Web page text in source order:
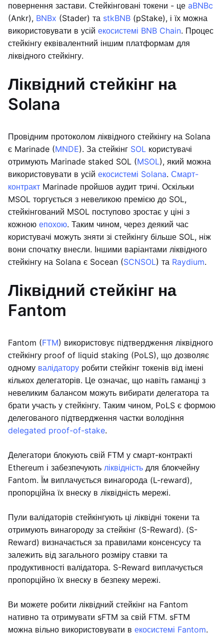
повернення застави. Стейкінговані токени - це aBNBc
(Ankr), BNBx (Stader) та stkBNB (pStake), і їх можна
використовувати в усій екосистемі BNB Chain. Процес
стейкінгу еквівалентний іншим платформам для
ліквідного стейкінгу.
Ліквідний стейкінг на
Solana
Провідним протоколом ліквідного стейкінгу на Solana
є Marinade (MNDE). За стейкінг SOL користувачі
отримують Marinade staked SOL (MSOL), який можна
використовувати в усій екосистемі Solana. Смарт-
контракт Marinade пройшов аудит тричі. Оскільки
MSOL торгується з невеликою премією до SOL,
стейкінгований MSOL поступово зростає у ціні з
кожною епохою. Таким чином, через деякий час
користувачі можуть зняти зі стейкінгу більше SOL, ніж
вони спочатку внесли. Іншими варіантами ліквідного
стейкінгу на Solana є Socean (SCNSOL) та Raydium.
Ліквідний стейкінг на
Fantom
Fantom (FTM) використовує підтвердження ліквідного
стейкінгу proof of liquid staking (PoLS), що дозволяє
одному валідатору робити стейкінг токенів від імені
кількох делегаторів. Це означає, що навіть гаманці з
невеликим балансом можуть вибирати делегатора та
брати участь у стейкінгу. Таким чином, PoLS є формою
делегованого підтвердження частки володіння
delegated proof-of-stake.
Делегатори блокують свій FTM у смарт-контракті
Ethereum і забезпечують ліквідність для блокчейну
Fantom. Їм виплачується винагорода (L-reward),
пропорційна їх внеску в ліквідність мережі.
Пули валідаторів стейкінгують ці ліквідні токени та
отримують винагороду за стейкінг (S-Reward). (S-
Reward) визначається за правилами консенсусу та
залежить від загального розміру ставки та
продуктивності валідатора. S-Reward виплачується
пропорційно їх внеску в безпеку мережі.
Ви можете робити ліквідний стейкінг на Fantom
нативно та отримувати sFTM за свій FTM. sFTM
можна вільно використовувати в екосистемі Fantom.